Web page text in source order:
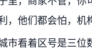
，他们都会怕，机
市看着区号是三